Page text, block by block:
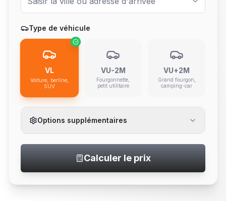
Type de véhicule
VL
Voiture, berline,
SUV
VU-2M
Fourgonnette,
petit utilitaire
VU+2M
Grand fourgon,
camping-car
Options supplémentaires
Calculer le prix